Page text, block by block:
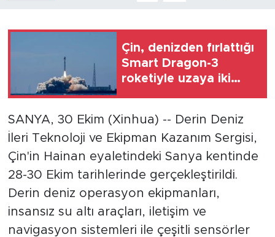
Çin, denizden fırlattığı
Smart Dragon-3
roketiyle uzaya iki
SANYA, 30 Ekim (Xinhua) -- Derin Deniz
İleri Teknoloji ve Ekipman Kazanım Sergisi,
Çin'in Hainan eyaletindeki Sanya kentinde
28-30 Ekim tarihlerinde gerçekleştirildi.
Derin deniz operasyon ekipmanları,
insansız su altı araçları, iletişim ve
navigasyon sistemleri ile çeşitli sensörler
Xinhua
Xinhua Türkiye
Seyahat